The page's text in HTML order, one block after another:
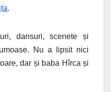
.
dansuri, scenete și
Nu a lipsit nici
dar și baba Hîrca și